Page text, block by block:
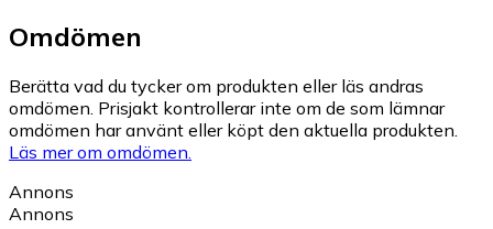
Omdömen
Berätta vad du tycker om produkten eller läs andras
omdömen. Prisjakt kontrollerar inte om de som lämnar
omdömen har använt eller köpt den aktuella produkten.
Läs mer om omdömen.
Annons
Annons